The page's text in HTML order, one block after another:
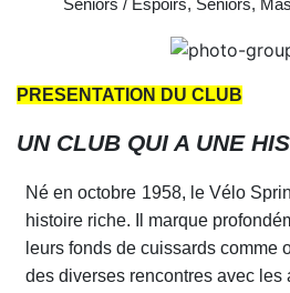
Seniors / Espoirs, Seniors,
PRESENTATION DU CLUB
UN CLUB QUI A UNE HI
Né en octobre 1958, le Vélo
histoire riche. Il marque
leurs fonds de cuissards comme
des diverses rencontres avec les